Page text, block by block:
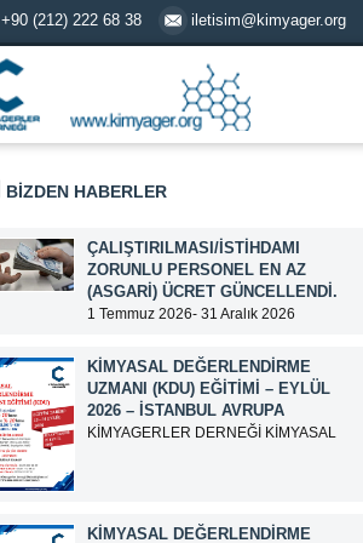
+90 (212) 222 68 38 iletisim@kimyager.org
BİZDEN HABERLER
ÇALIŞTIRILMASI/İSTIHDAMI
ZORUNLU PERSONEL EN AZ
(ASGARI) ÜCRET GÜNCELLENDI.
1 Temmuz 2026- 31 Aralık 2026
Çalıştırılması/İstihdamı Zorunlu Personel
unvanı ile tam zamanlı olarak çalışan
üyelerimizin asgari aylık net ücreti
95.500,00 TL (Doksan Beş Bin Beş Yüz
KIMYASAL DEĞERLENDIRME
UZMANI (KDU) EĞITIMI – EYLÜL
2026 – İSTANBUL AVRUPA
KİMYAGERLER DERNEĞİ KİMYASAL
KIMYASAL DEĞERLENDIRME